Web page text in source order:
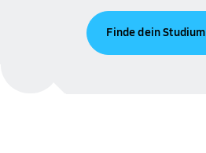
Finde dein Studium